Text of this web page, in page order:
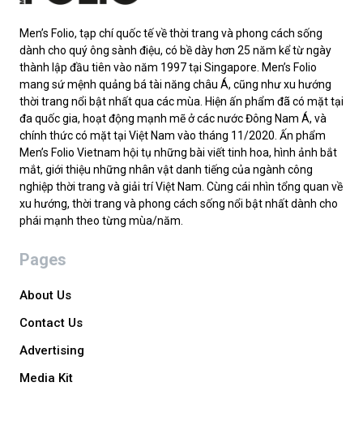
Men’s Folio, tạp chí quốc tế về thời trang và phong cách sống
dành cho quý ông sành điệu, có bề dày hơn 25 năm kể từ ngày
thành lập đầu tiên vào năm 1997 tại Singapore. Men’s Folio
mang sứ mệnh quảng bá tài năng châu Á, cũng như xu hướng
thời trang nổi bật nhất qua các mùa. Hiện ấn phẩm đã có mặt tại
đa quốc gia, hoạt động mạnh mẽ ở các nước Đông Nam Á, và
chính thức có mặt tại Việt Nam vào tháng 11/2020. Ấn phẩm
Men’s Folio Vietnam hội tụ những bài viết tinh hoa, hình ảnh bắt
mắt, giới thiệu những nhân vật danh tiếng của ngành công
nghiệp thời trang và giải trí Việt Nam. Cùng cái nhìn tổng quan về
xu hướng, thời trang và phong cách sống nổi bật nhất dành cho
phái mạnh theo từng mùa/năm.
Pages
About Us
Contact Us
Advertising
Media Kit